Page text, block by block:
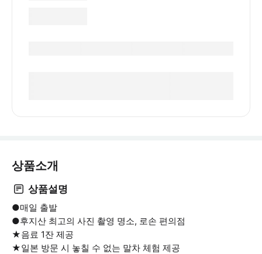
상품소개
상품설명
●매일 출발
●후지산 최고의 사진 촬영 명소, 로손 편의점
★음료 1잔 제공
★일본 방문 시 놓칠 수 없는 말차 체험 제공